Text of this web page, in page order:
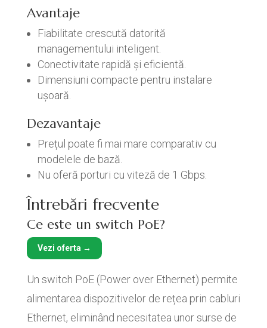
Avantaje
Fiabilitate crescută datorită
managementului inteligent.
Conectivitate rapidă și eficientă.
Dimensiuni compacte pentru instalare
ușoară.
Dezavantaje
Prețul poate fi mai mare comparativ cu
modelele de bază.
Nu oferă porturi cu viteză de 1 Gbps.
Întrebări frecvente
Ce este un switch PoE?
Vezi oferta →
Un switch PoE (Power over Ethernet) permite
alimentarea dispozitivelor de rețea prin cabluri
Ethernet, eliminând necesitatea unor surse de